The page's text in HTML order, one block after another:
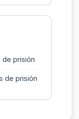
de prisión
de prisión